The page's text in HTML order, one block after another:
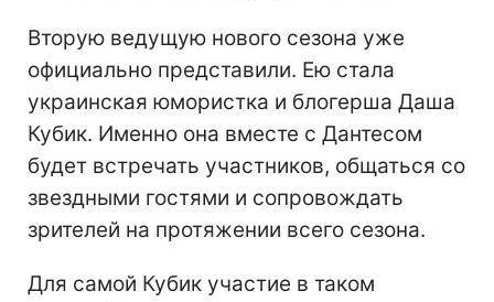
Вторую ведущую нового сезона уже
официально представили. Ею стала
украинская юмористка и блогерша Даша
Кубик. Именно она вместе с Дантесом
будет встречать участников, общаться со
звездными гостями и сопровождать
зрителей на протяжении всего сезона.
Для самой Кубик участие в таком